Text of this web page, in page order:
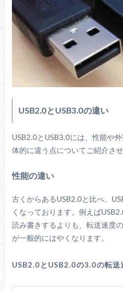
USB2.0とUSB3.0の違い
USB2.0とUSB3.0には、性能や
体的に違う点についてご紹介さ
性能の違い
古くからあるUSB2.0と比べ、
くなっております。例えば
読み書きするよりも、転送速度
が一般的にはやくなります。
USB2.0とUSB2.0の3.0の転送